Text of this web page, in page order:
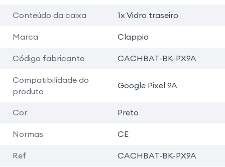
Conteúdo da caixa 1x Vidro traseiro
Marca Clappio
Código fabricante CACHBAT-BK-PX9A
Compatibilidade do
produto
Google Pixel 9A
Cor Preto
Normas CE
Ref CACHBAT-BK-PX9A